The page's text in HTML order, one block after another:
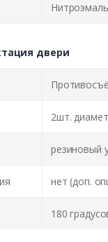
Нитроэмаль
двери
2шт.
резиновый
нет (доп.
180